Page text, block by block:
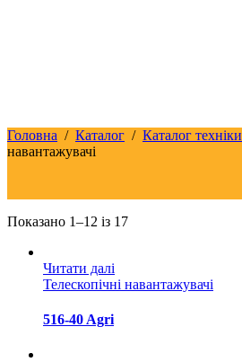
Головна / Каталог / Каталог техніки
навантажувачі
Показано 1–12 із 17
Читати далі
Телескопічні навантажувачі
516-40 Agri